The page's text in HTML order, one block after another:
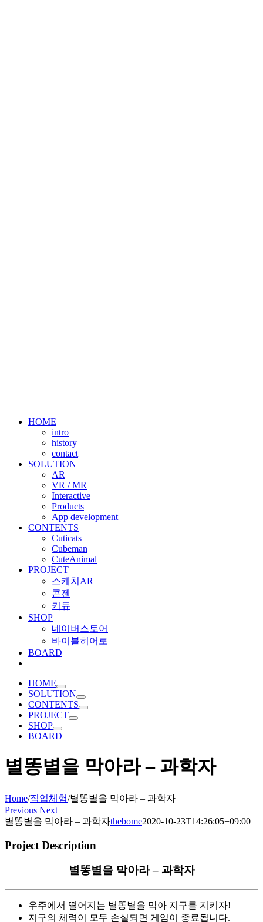
HOME
intro
history
contact
SOLUTION
AR
VR / MR
Interactive
Products
App development
CONTENTS
Cuticats
Cubeman
CuteAnimal
PROJECT
스케치AR
콘젠
키듀
SHOP
네이버스토어
바이블히어로
BOARD
HOME
SOLUTION
CONTENTS
PROJECT
SHOP
BOARD
별똥별을 막아라 – 과학자
Home/직업체험/별똥별을 막아라 – 과학자
Previous Next
별똥별을 막아라 – 과학자thebome2020-10-23T14:26:05+09:00
Project Description
별똥별을 막아라 – 과학자
우주에서 떨어지는 별똥별을 막아 지구를 지키자!
지구의 체력이 모두 손실되면 게임이 종료됩니다.